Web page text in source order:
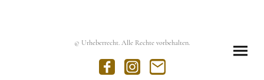
© Urheberrecht. Alle Rechte vorbehalten.